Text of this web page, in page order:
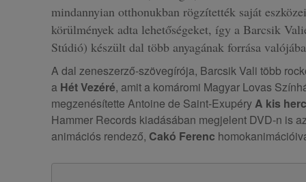
mindannyian otthonukban rögzítették saját
körülmények adta lehetőségeket, így a Barcsik
Stúdió) készült dal több anyagának forrása
A dal zeneszerző-szövegírója, Barcsik Vali több
a Hét Vezéré, amit a komáromi Magyar Lovas
megzenésítette Antoine de Saint-ExupéryA kis
Hammer Records kiadásában megjelent DVD-n is
animációs rendező, Cakó Ferenc